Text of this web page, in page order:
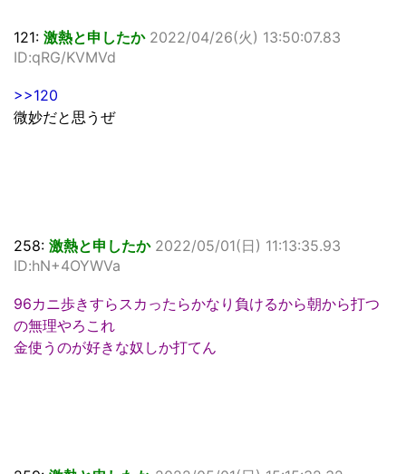
121: 激熱と申したか 2022/04/26(火) 13:50:07.83
ID:qRG/KVMVd
>>120
微妙だと思うぜ
258: 激熱と申したか 2022/05/01(日) 11:13:35.93
ID:hN+4OYWVa
96カニ歩きすらスカったらかなり負けるから朝から打つ
の無理やろこれ
金使うのが好きな奴しか打てん